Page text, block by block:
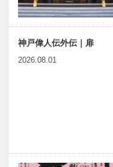
神戸偉人伝外伝｜扉
2026.08.01